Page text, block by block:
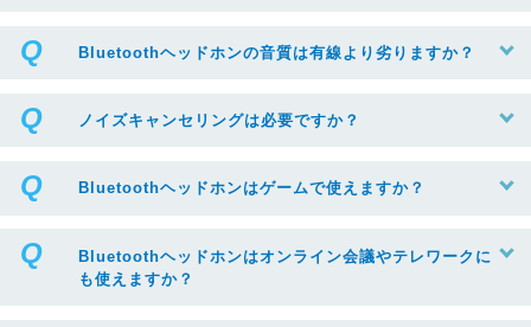
Bluetoothヘッドホンの音質は有線より劣りますか？
ノイズキャンセリングは必要ですか？
Bluetoothヘッドホンはゲームで使えますか？
Bluetoothヘッドホンはオンライン会議やテレワークに
も使えますか？